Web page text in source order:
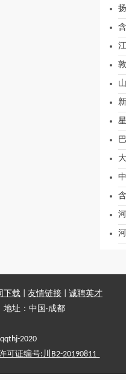
下载 友情链接
诚聘英才
址：中国·成都
2020
可证编号:川B2-20190811